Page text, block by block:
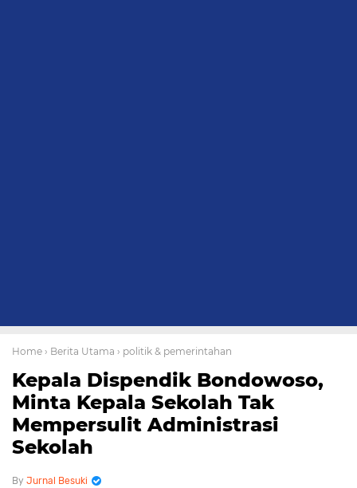
Home › Berita Utama › politik & pemerintahan
Kepala Dispendik Bondowoso,
Minta Kepala Sekolah Tak
Mempersulit Administrasi
Sekolah
Jurnal Besuki